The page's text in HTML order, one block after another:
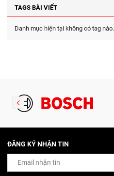
TAGS BÀI VIẾT
Danh mục hiện tại không có tag nào.
ĐĂNG KÝ NHẬN TIN